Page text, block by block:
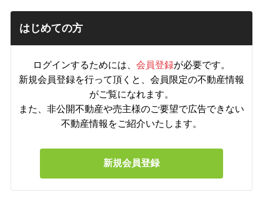
はじめての方
ログインするためには、 会員登録が必要です。
新規会員登録を行って頂くと、会員限定の不動産情報
がご覧になれます。
また、非公開不動産や売主様のご要望で広告できない
不動産情報をご紹介いたします。